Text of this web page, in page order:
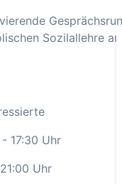
Sozilallehre
17:30 Uhr
Uhr